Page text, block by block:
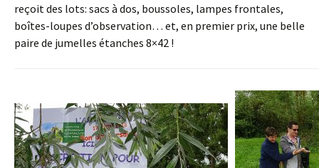
reçoit des lots: sacs à dos, boussoles, lampes frontales,
boîtes-loupes d’observation… et, en premier prix, une belle
paire de jumelles étanches 8×42 !